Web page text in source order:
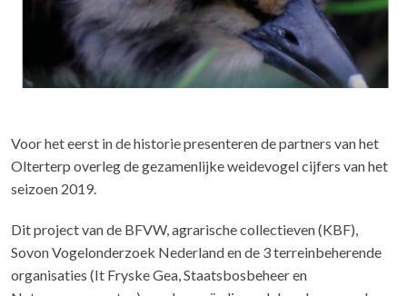
Voor het eerst in de historie presenteren de partners van het
Olterterp overleg de gezamenlijke weidevogel cijfers van het
seizoen 2019.
Dit project van de BFVW, agrarische collectieven (KBF),
Sovon Vogelonderzoek Nederland en de 3 terreinbeherende
organisaties (It Fryske Gea, Staatsbosbeheer en